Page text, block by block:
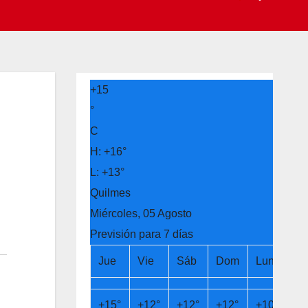
+15
°
C
H: +16°
L: +13°
Quilmes
Miércoles, 05 Agosto
Previsión para 7 días
Jue Vie Sáb Dom Lun
+15° +12° +12° +12° +10°